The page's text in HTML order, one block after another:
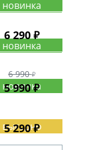
6 290 ₽
6 990
5 990 ₽
5 290 ₽